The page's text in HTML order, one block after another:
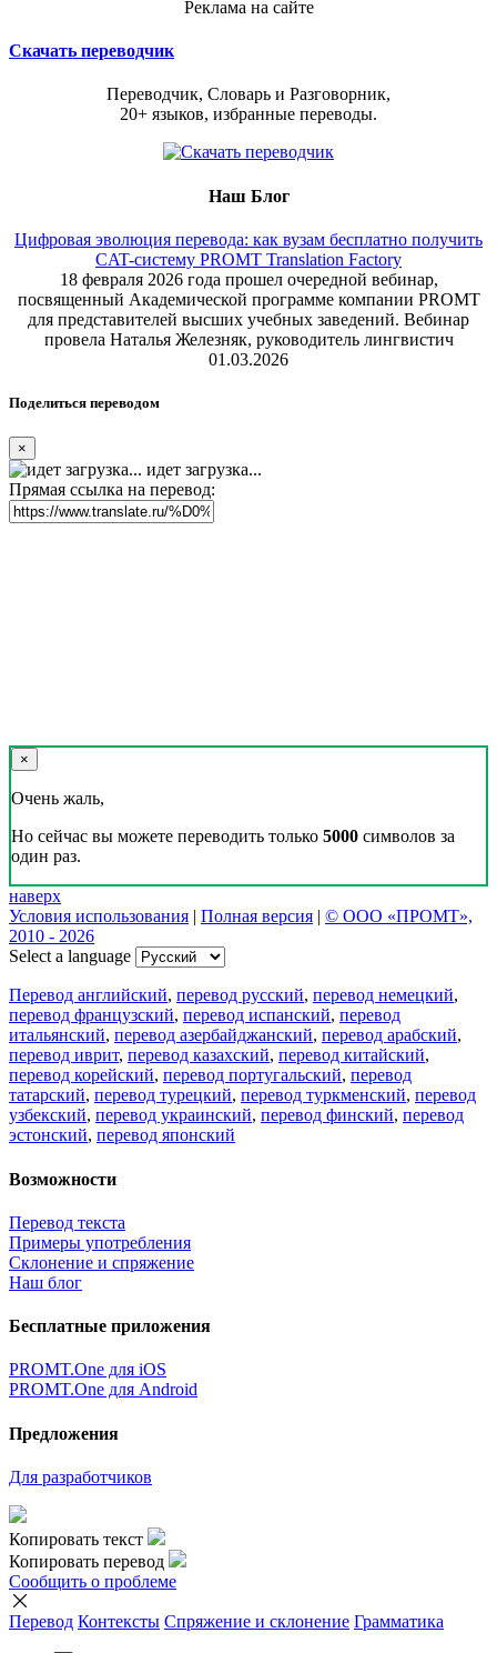
Реклама на сайте
Скачать переводчик
Переводчик, Словарь и Разговорник,
20+ языков, избранные переводы.
Наш Блог
Цифровая эволюция перевода: как вузам бесплатно получить
CAT-систему PROMT Translation Factory
18 февраля 2026 года прошел очередной вебинар,
посвященный Академической программе компании PROMT
для представителей высших учебных заведений. Вебинар
провела Наталья Железняк, руководитель лингвистич
01.03.2026
Поделиться переводом
×
идет загрузка...
Прямая ссылка на перевод:
×
Очень жаль,
Но сейчас вы можете переводить только 5000 символов за
один раз.
наверх
Условия использования | Полная версия | © ООО «ПРОМТ»,
2010 - 2026
Select a language
Перевод английский, перевод русский, перевод немецкий,
перевод французский, перевод испанский, перевод
итальянский, перевод азербайджанский, перевод арабский,
перевод иврит, перевод казахский, перевод китайский,
перевод корейский, перевод португальский, перевод
татарский, перевод турецкий, перевод туркменский, перевод
узбекский, перевод украинский, перевод финский, перевод
эстонский, перевод японский
Возможности
Перевод текста
Примеры употребления
Склонение и спряжение
Наш блог
Бесплатные приложения
PROMT.One для iOS
PROMT.One для Android
Предложения
Для разработчиков
Копировать текст
Копировать перевод
Сообщить о проблеме
Перевод Контексты Спряжение и склонение Грамматика